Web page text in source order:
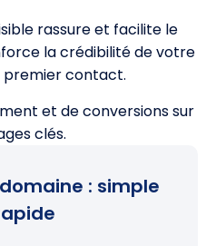
rassure et facilite le
la crédibilité de votre
premier contact.
et de conversions sur
clés.
: simple